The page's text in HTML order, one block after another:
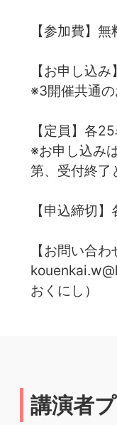
【参加費】無
【お申し込
※3開催共通の
【定員】各
※お申し込み
第、受付終了
【申込締切
【お問い合わ
おくにし）
講演者